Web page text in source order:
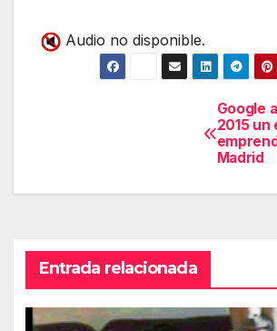
Audio no disponible.
entradas
Google
2015 un
Madrid
Entrada relacionada